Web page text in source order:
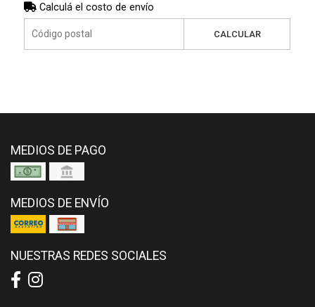
Calculá el costo de envío
CALCULAR
MEDIOS DE PAGO
MEDIOS DE ENVÍO
NUESTRAS REDES SOCIALES